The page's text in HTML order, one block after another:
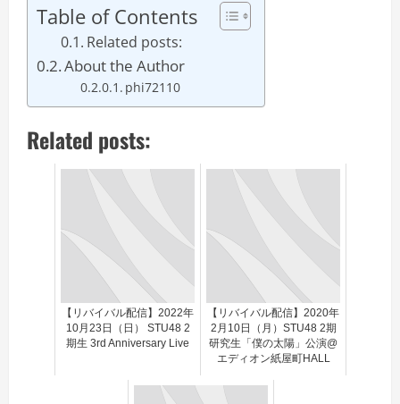
Table of Contents
Related posts:
About the Author
phi72110
Related posts:
【リバイバル配信】2022年
10月23日（日） STU48 2
期生 3rd Anniversary Live
【リバイバル配信】2020年
2月10日（月）STU48 2期
研究生「僕の太陽」公演@
エディオン紙屋町HALL